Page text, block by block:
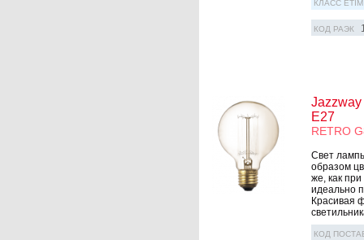
КЛАСС ETIM
КОД РАЭК
E27
RETRO
Свет
образом
же, как
идеально
Красивая
КОД